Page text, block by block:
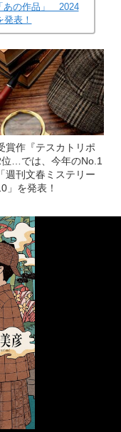
あの作品」 2024
表！
賞作『テスカトリポ
位…では、今年のNo.1
刊文春ミステリー
」を発表！